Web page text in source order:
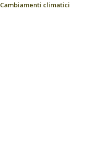
Cambiamenti climatici